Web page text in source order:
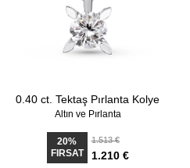
0.40 ct. Tektaş Pırlanta Kolye
Altın ve Pırlanta
20%
FIRSAT
1.513 €
1.210 €